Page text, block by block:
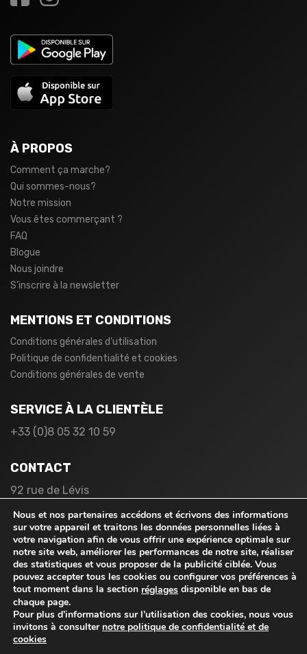
À PROPOS
Comment ça marche?
Qui sommes-nous?
Notre mission
Vous êtes commerçant ?
FAQ
Blogue
Nous joindre
S’inscrire à la newsletter
MENTIONS ET CONDITIONS
Conditions générales d’utilisation
Politique de confidentialité et cookies
Conditions générales de vente
SERVICE À LA CLIENTÈLE
+33 (0)8 05 32 10 59
CONTACT
92 rue de Lévis
France
© 2026rabaischocs.fr. Tous droits réservés.
Nous et nos partenaires accédons et écrivons des informations
sur votre appareil et traitons les données personnelles liées à
votre navigation afin de vous offrir une expérience optimale sur
notre site web, améliorer les performances de notre site, réaliser
des statistiques et vous proposer de la publicité ciblée. Vous
pouvez accepter tous les cookies ou configurer vos préférences à
tout moment dans la section réglages disponible en bas de
chaque page.
Pour plus d’informations sur l’utilisation des cookies, nous vous
invitons à consulter notre politique de confidentialité et de
cookies